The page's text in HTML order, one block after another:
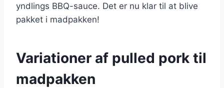
yndlings BBQ-sauce. Det er nu klar til at blive
pakket i madpakken!
Variationer af pulled pork til
madpakken